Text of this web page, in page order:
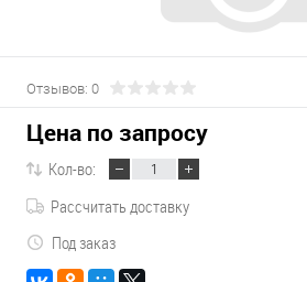
Отзывов: 0
Цена по запросу
Кол-во:
Рассчитать доставку
Под заказ